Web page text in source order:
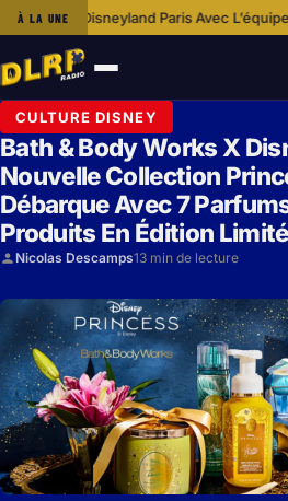
À LA UNE
Paris Avec L’équipe Cosmétologie·
Ouvrir
le
menu
CULTURE DISNEY
Bath & Body Works X
Nouvelle Collection
Débarque Avec 7
Produits En Édition
Nicolas Descamps13 min de lecture